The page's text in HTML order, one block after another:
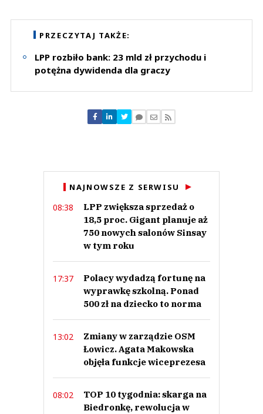
PRZECZYTAJ TAKŻE:
LPP rozbiło bank: 23 mld zł przychodu i
potężna dywidenda dla graczy
Nie znaleziono komentarzy
Zostaw swoje komentarze
NAJNOWSZE Z SERWISU
08:38
LPP zwiększa sprzedaż o
18,5 proc. Gigant planuje aż
750 nowych salonów Sinsay
w tym roku
17:37
Polacy wydadzą fortunę na
wyprawkę szkolną. Ponad
500 zł na dziecko to norma
13:02
Zmiany w zarządzie OSM
Łowicz. Agata Makowska
objęła funkcje wiceprezesa
08:02
TOP 10 tygodnia: skarga na
Biedronkę, rewolucja w